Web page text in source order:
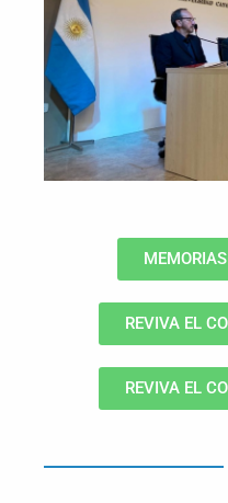
REVIVA EL
REVIVA EL